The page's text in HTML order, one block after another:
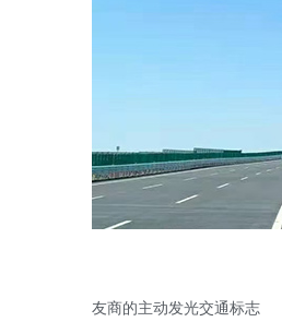
友商的主动发光交通标志